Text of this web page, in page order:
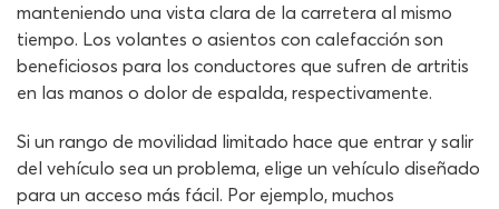
manteniendo una vista clara de la carretera al mismo
tiempo. Los volantes o asientos con calefacción son
beneficiosos para los conductores que sufren de artritis
en las manos o dolor de espalda, respectivamente.
Si un rango de movilidad limitado hace que entrar y salir
del vehículo sea un problema, elige un vehículo diseñado
para un acceso más fácil. Por ejemplo, muchos